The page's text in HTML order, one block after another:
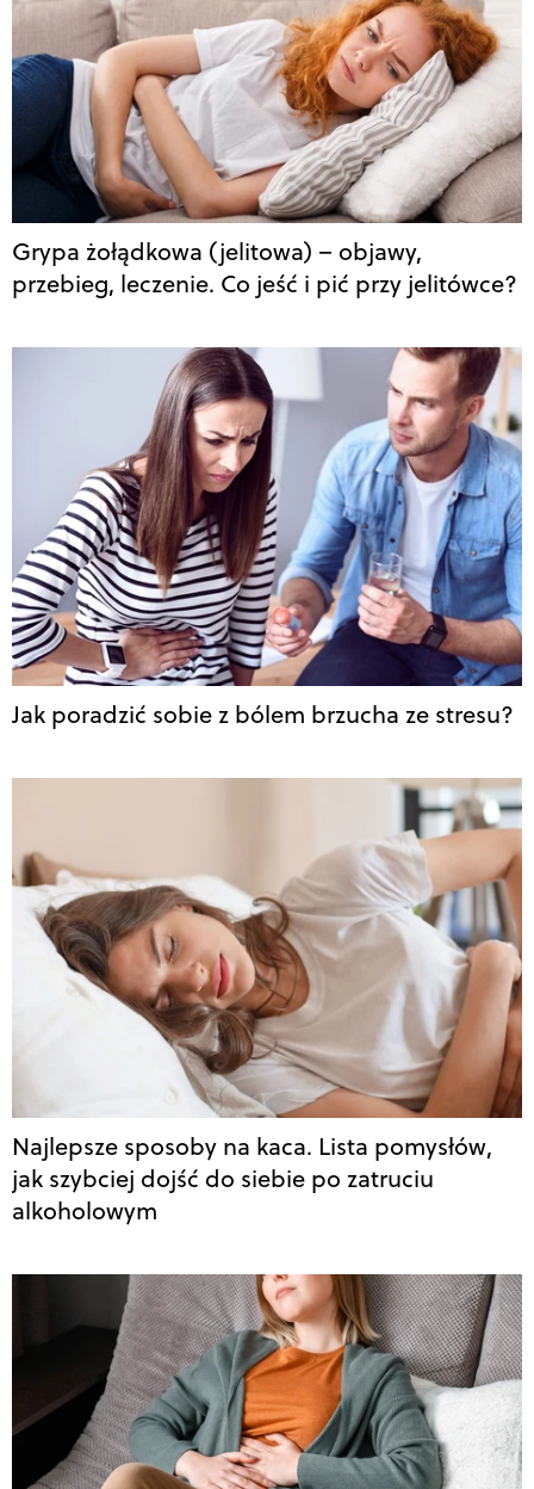
Grypa żołądkowa (jelitowa) – objawy,
przebieg, leczenie. Co jeść i pić przy jelitówce?
Jak poradzić sobie z bólem brzucha ze stresu?
Najlepsze sposoby na kaca. Lista pomysłów,
jak szybciej dojść do siebie po zatruciu
alkoholowym